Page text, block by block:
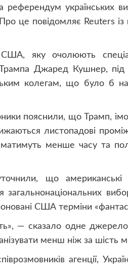
референдум українських
це повідомляє Reuters
США, яку очолюють
Джаред Кушнер, під
колегам, що було б
пояснили, що Трамп,
листопадові
менше часу та
що американські
загальнонаціональних
США терміни
— сказало одне
менш ніж за шість
агенції,